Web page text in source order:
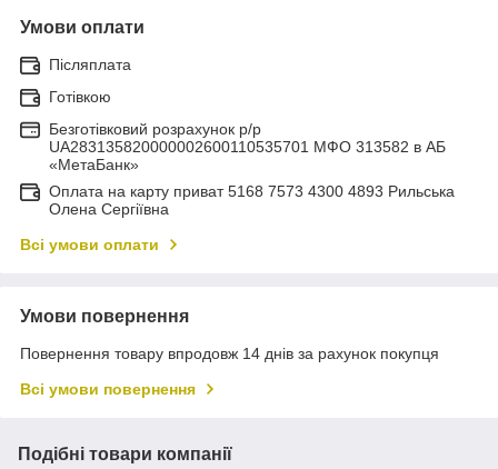
Умови оплати
Післяплата
Готівкою
Безготівковий розрахунок р/р
UA283135820000002600110535701 МФО 313582 в АБ
«МетаБанк»
Оплата на карту приват 5168 7573 4300 4893 Рильська
Олена Сергіївна
Всі умови оплати
Умови повернення
Повернення товару впродовж 14 днів за рахунок покупця
Всі умови повернення
Подібні товари компанії